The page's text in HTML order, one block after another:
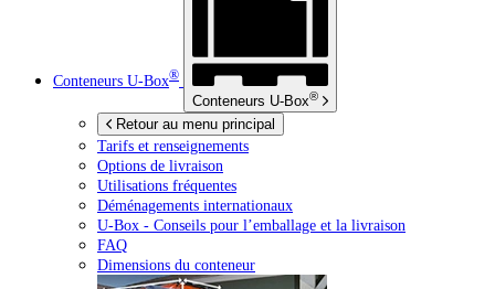
Conteneurs U-Box®
Conteneurs U-Box®
Retour au menu principal
Tarifs et renseignements
Options de livraison
Utilisations fréquentes
Déménagements internationaux
U-Box - Conseils pour l’emballage et la livraison
FAQ
Dimensions du conteneur